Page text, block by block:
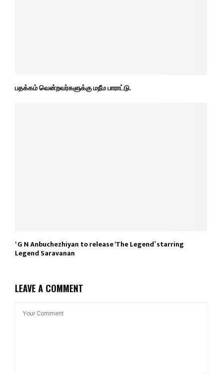
பதக்கம் வென்றவர்களுக்கு மநீம பாராட்டு.
‘ G N Anbuchezhiyan to release ‘The Legend’ starring
Legend Saravanan
LEAVE A COMMENT